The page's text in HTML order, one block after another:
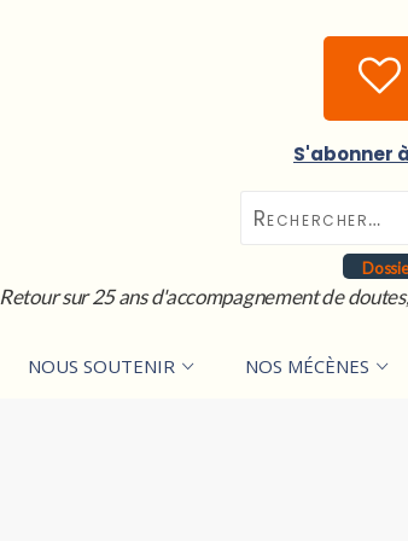
S'abonner
Retour sur 25 ans d'accompagnement de
NOUS SOUTENIR NOS MÉCÈNES